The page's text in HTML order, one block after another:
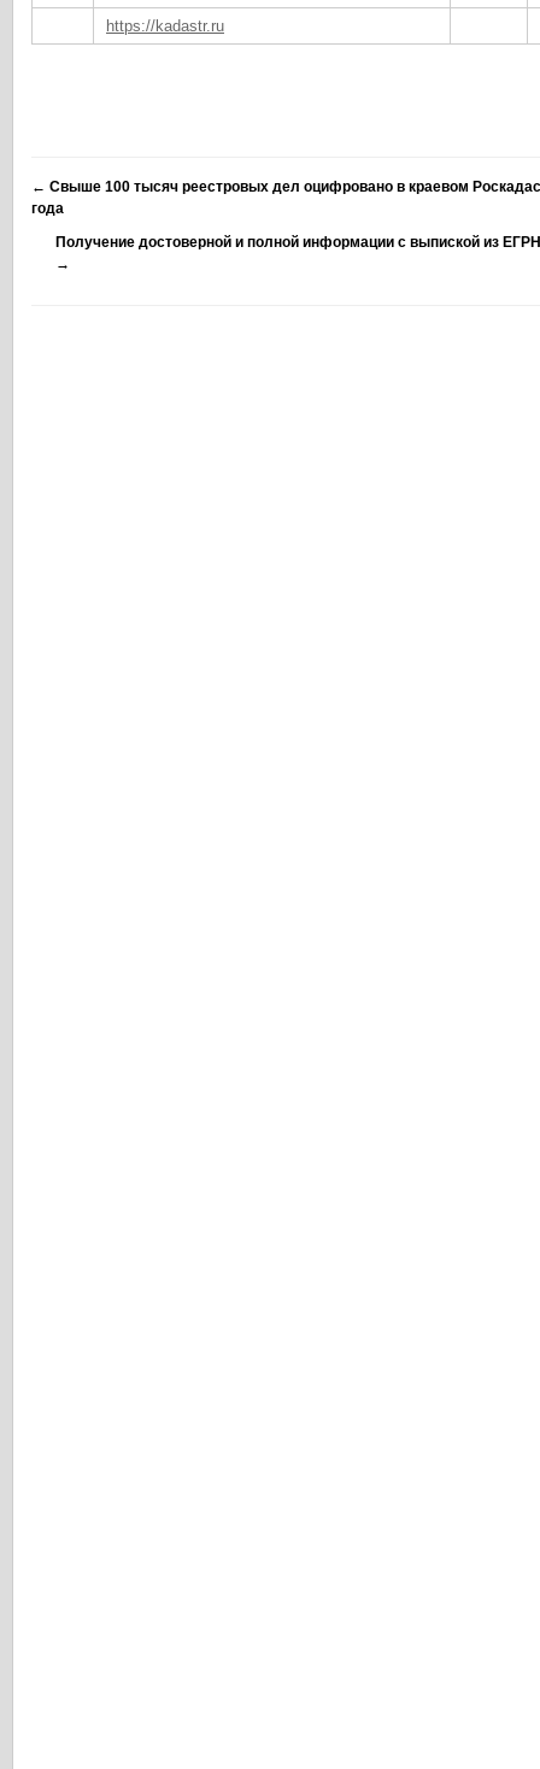
https://kadastr.ru
← Свыше 100 тысяч реестровых дел оцифровано в краевом
года
Получение достоверной и полной информации с выпиской из
→